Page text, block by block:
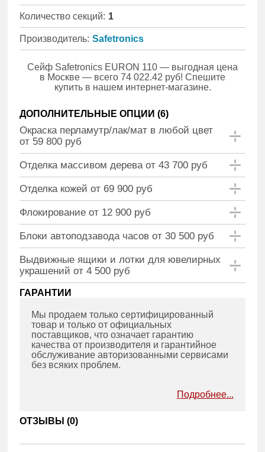
Количество секций: 1
Производитель: Safetronics
Сейф Safetronics EURON 110 — выгодная цена
в Москве — всего 74 022.42 руб! Спешите
купить в нашем интернет-магазине.
ДОПОЛНИТЕЛЬНЫЕ ОПЦИИ (6)
Окраска перламутр/лак/мат в любой цвет
от 59 800 руб
Отделка массивом дерева от 43 700 руб
Отделка кожей от 69 900 руб
Флокирование от 12 900 руб
Блоки автоподзавода часов от 30 500 руб
Выдвижные ящики и лотки для ювелирных
украшений от 4 500 руб
ГАРАНТИИ
Мы продаем только сертифицированный
товар и только от официальных
поставщиков, что означает гарантию
качества от производителя и гарантийное
обслуживание авторизованными сервисами
без всяких проблем.
Подробнее...
ОТЗЫВЫ (0)